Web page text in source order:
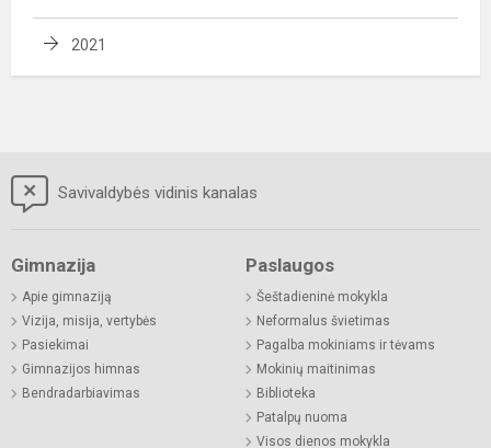
2021
Savivaldybės vidinis kanalas
Gimnazija
Apie gimnaziją
Vizija, misija, vertybės
Pasiekimai
Gimnazijos himnas
Bendradarbiavimas
Paslaugos
Šeštadieninė mokykla
Neformalus švietimas
Pagalba mokiniams ir tėvams
Mokinių maitinimas
Biblioteka
Patalpų nuoma
Visos dienos mokykla